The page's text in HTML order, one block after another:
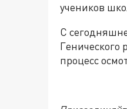
учеников
С
процесс